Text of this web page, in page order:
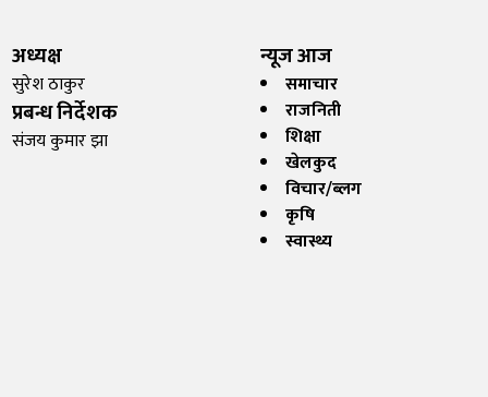
अध्यक्ष
सुरेश ठाकुर
प्रबन्ध निर्देशक
संजय कुमार झा
न्यूज आज
समाचार
राजनिती
शिक्षा
खेलकुद
विचार/ब्लग
कृषि
स्वास्थ्य